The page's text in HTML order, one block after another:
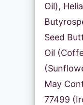
Oil),
Seed
Oil
May
77499